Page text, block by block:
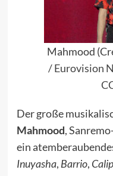
Mahmood
/ Eurovision
Der große
Mahmood,
ein
Inuyasha, Barrio,